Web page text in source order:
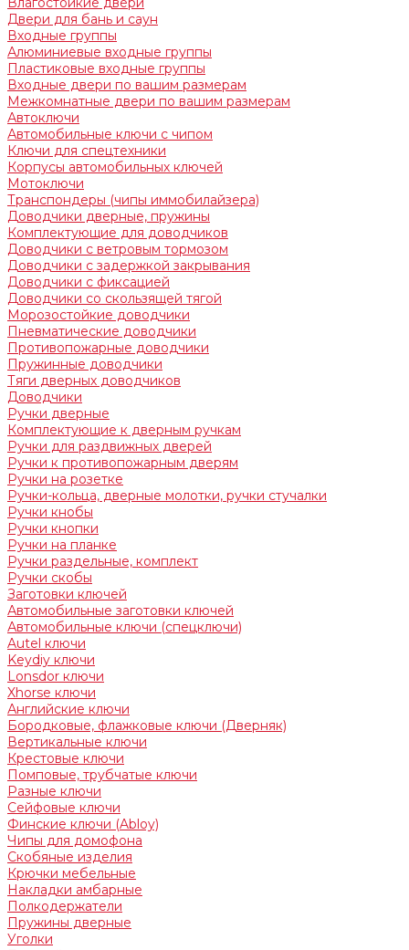
Двери для бань и саун
Входные группы
Алюминиевые входные группы
Пластиковые входные группы
Входные двери по вашим размерам
Межкомнатные двери по вашим размерам
Автоключи
Автомобильные ключи с чипом
Ключи для спецтехники
Корпусы автомобильных ключей
Мотоключи
Транспондеры (чипы иммобилайзера)
Доводчики дверные, пружины
Комплектующие для доводчиков
Доводчики с ветровым тормозом
Доводчики с задержкой закрывания
Доводчики с фиксацией
Доводчики со скользящей тягой
Морозостойкие доводчики
Пневматические доводчики
Противопожарные доводчики
Пружинные доводчики
Тяги дверных доводчиков
Доводчики
Ручки дверные
Комплектующие к дверным ручкам
Ручки для раздвижных дверей
Ручки к противопожарным дверям
Ручки на розетке
Ручки-кольца, дверные молотки, ручки стучалки
Ручки кнобы
Ручки кнопки
Ручки на планке
Ручки раздельные, комплект
Ручки скобы
Заготовки ключей
Автомобильные заготовки ключей
Автомобильные ключи (спецключи)
Autel ключи
Keydiy ключи
Lonsdor ключи
Xhorse ключи
Английские ключи
Бородковые, флажковые ключи (Дверняк)
Вертикальные ключи
Крестовые ключи
Помповые, трубчатые ключи
Разные ключи
Сейфовые ключи
Финские ключи (Abloy)
Чипы для домофона
Скобяные изделия
Крючки мебельные
Накладки амбарные
Полкодержатели
Пружины дверные
Уголки